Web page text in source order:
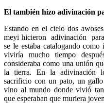
El también hizo adivinación
Estando en el cielo dos
meyi hicieron adivinación
se le estaba catalogando
viviría mucho tiempo
consideraba como una unión
la tierra. En la adivinación
sacrificio con un pato, un
vino al mundo donde vivió
que esperaban que muriera